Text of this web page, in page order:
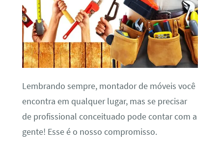
Lembrando sempre, montador de móveis você
encontra em qualquer lugar, mas se precisar
de profissional conceituado pode contar com a
gente! Esse é o nosso compromisso.